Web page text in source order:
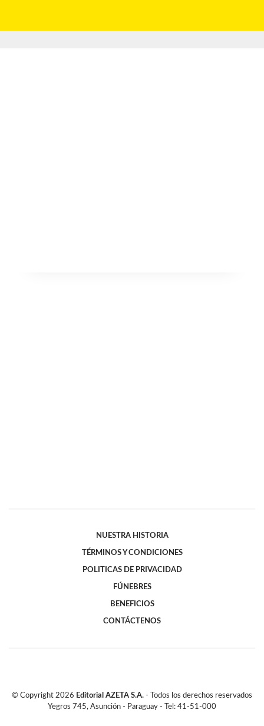
NUESTRA HISTORIA
TÉRMINOS Y CONDICIONES
POLITICAS DE PRIVACIDAD
FÚNEBRES
BENEFICIOS
CONTÁCTENOS
© Copyright 2026 Editorial AZETA S.A. - Todos los derechos reservados
Yegros 745, Asunción - Paraguay - Tel: 41-51-000